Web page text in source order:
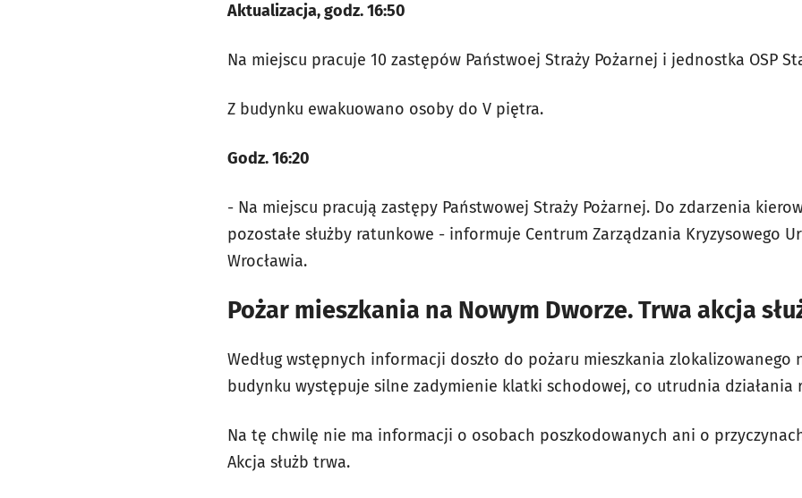
Aktualizacja, godz. 16:50
Na miejscu pracuje 10 zastępów Państwoej Straży Pożarnej i jednostka OSP
Z budynku ewakuowano osoby do V piętra.
Godz. 16:20
- Na miejscu pracują zastępy Państwowej Straży Pożarnej. Do zdarzenia
pozostałe służby ratunkowe - informuje Centrum Zarządzania Kryzysowego
Wrocławia.
Pożar mieszkania na Nowym Dworze. Trwa akcja
Według wstępnych informacji doszło do pożaru mieszkania zlokalizowanego
budynku występuje silne zadymienie klatki schodowej, co utrudnia działania
Na tę chwilę nie ma informacji o osobach poszkodowanych ani o
Akcja służb trwa.